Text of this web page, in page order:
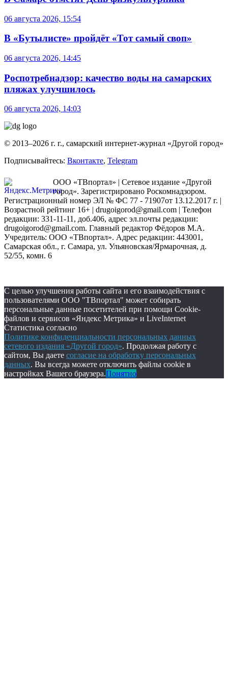
06 августа 2026, 15:54
В «Бутылисте» пройдёт «Тот самый своп»
06 августа 2026, 14:45
Роспотребнадзор: качество воды на самарских
пляжах улучшилось
06 августа 2026, 14:03
© 2013–2026 г. г., самарский интернет-журнал «Другой город»
Подписывайтесь: Вконтакте, Telegram
ООО «ТВпортал» | Сетевое издание «Другой
город». Зарегистрировано Роскомнадзором.
Регистрационный номер ЭЛ № ФС 77 - 71907от 13.12.2017 г. |
Возрастной рейтинг 16+ | drugoigorod@gmail.com | Телефон
редакции: 331-11-11, доб.406, адрес эл.почты редакции:
drugoigorod@gmail.com. Главный редактор Фёдоров М.А.
Учредитель: ООО «ТВпортал». Адрес редакции: 443001,
Самарская обл., г. Самара, ул. Ульяновская/Ярмарочная, д.
52/55, комн. 6
С целью улучшения работы сайта и его взаимодействия с
пользователями ООО "ТВпортал" может собирать
персональные данные посетителей при помощи Cookie-
файлов и сервисов «Яндекс Метрика» и LiveInternet
Статистика согласно
Политике конфиденциальности персональных данных
сетевого издания «Другой город». Продолжая работу с
сайтом, Вы даете согласие на обработку персональных
данных. Вы всегда можете отключить файлы cookie в
настройках Вашего браузера.Понятно